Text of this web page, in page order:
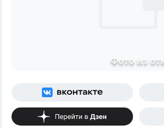
Фото из